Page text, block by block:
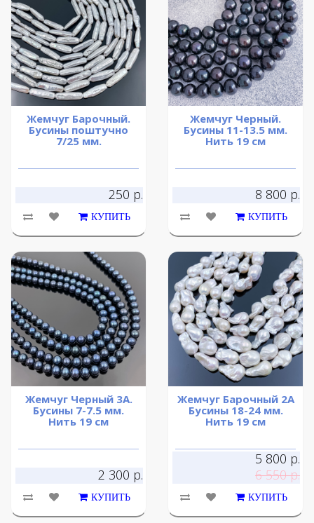
Жемчуг Барочный.
Бусины поштучно
7/25 мм.
250 р.
КУПИТЬ
Жемчуг Черный.
Бусины 11-13.5 мм.
Нить 19 см
8 800 р.
КУПИТЬ
Жемчуг Черный 3А.
Бусины 7-7.5 мм.
Нить 19 см
2 300 р.
КУПИТЬ
Жемчуг Барочный 2А
Бусины 18-24 мм.
Нить 19 см
5 800 р.
6 550 р.
КУПИТЬ